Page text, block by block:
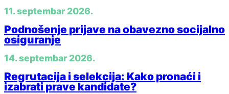
11. septembar 2026.
Podnošenje prijave na obavezno socijalno
osiguranje
14. septembar 2026.
Regrutacija i selekcija: Kako pronaći i
izabrati prave kandidate?